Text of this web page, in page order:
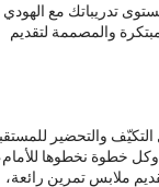
تدريباتك مع الهودي
والمصممة لتقديم
والتحضير
خطوة نخطوها
ملابس تمرين رائعة،